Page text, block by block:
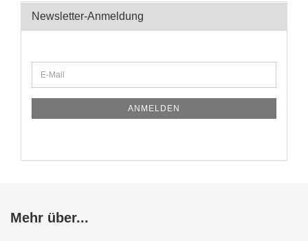
Newsletter-Anmeldung
ANMELDEN
Mehr über...